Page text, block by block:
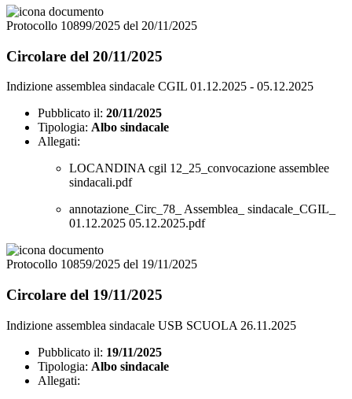
Protocollo 10899/2025 del 20/11/2025
Circolare del 20/11/2025
Indizione assemblea sindacale CGIL 01.12.2025 - 05.12.2025
Pubblicato il: 20/11/2025
Tipologia: Albo sindacale
Allegati:
LOCANDINA cgil 12_25_convocazione assemblee
sindacali.pdf
annotazione_Circ_78_ Assemblea_ sindacale_CGIL_
01.12.2025 05.12.2025.pdf
Protocollo 10859/2025 del 19/11/2025
Circolare del 19/11/2025
Indizione assemblea sindacale USB SCUOLA 26.11.2025
Pubblicato il: 19/11/2025
Tipologia: Albo sindacale
Allegati: